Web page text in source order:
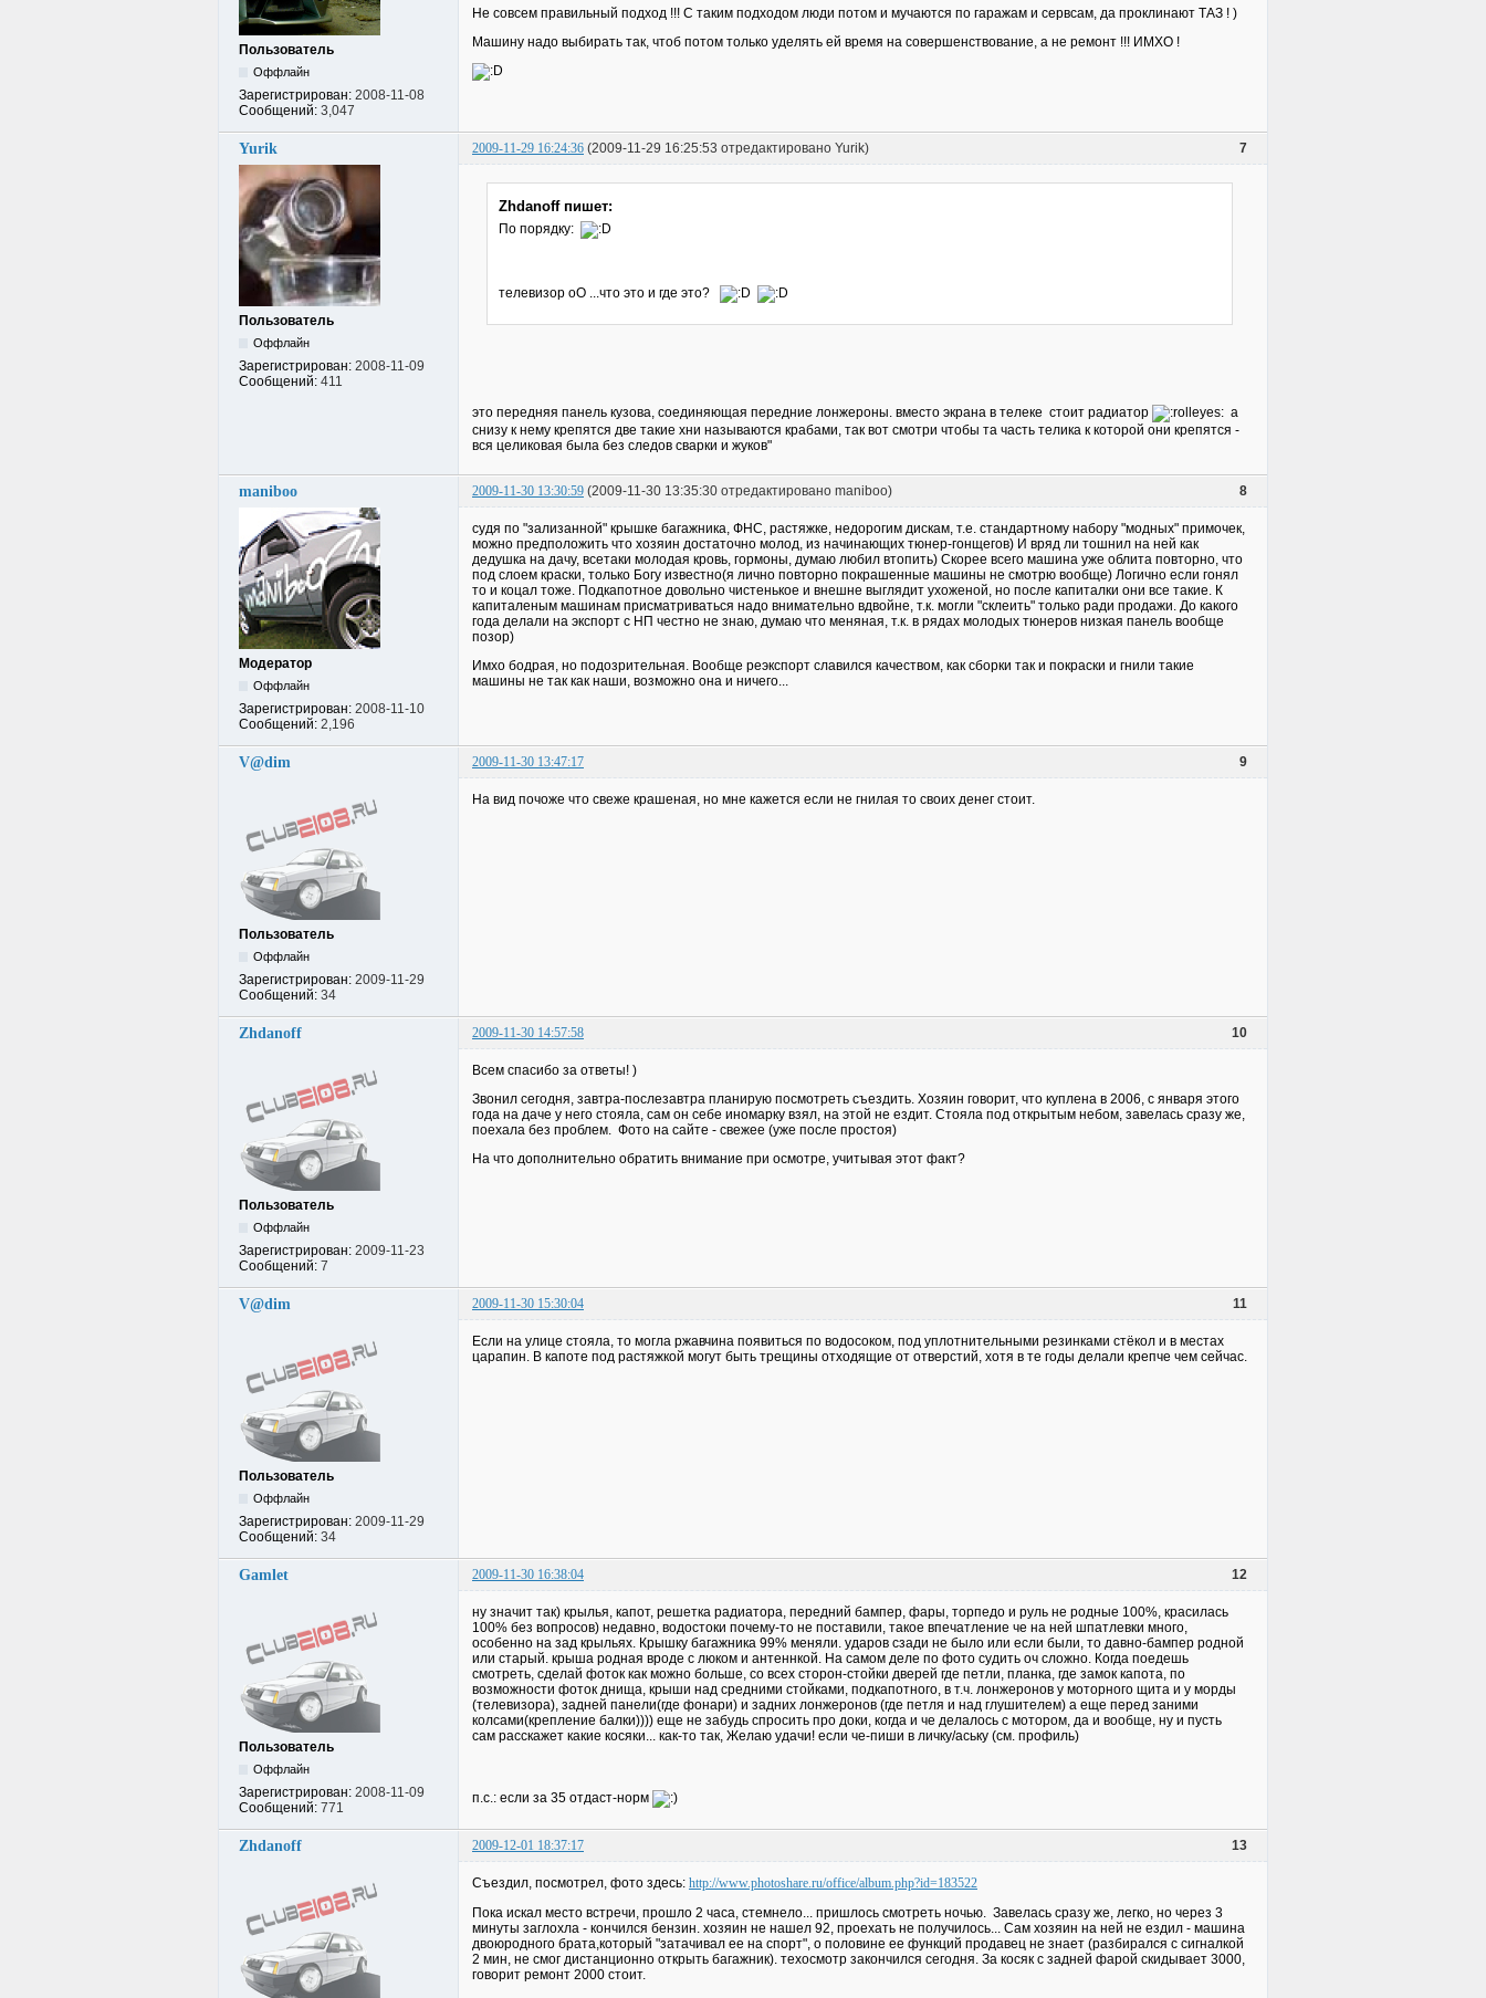
Пользователь
Оффлайн
Зарегистрирован: 2008-11-08
Сообщений: 3,047
Не совсем правильный подход !!! С таким подходом люди потом и мучаются по гаражам и сервсам, да проклинают ТАЗ ! )
Машину надо выбирать так, чтоб потом только уделять ей время на совершенствование, а не ремонт !!! ИМХО !
7
Yurik 2009-11-29 16:24:36 (2009-11-29 16:25:53 отредактировано Yurik)
Пользователь
Оффлайн
Зарегистрирован: 2008-11-09
Сообщений: 411
Zhdanoff пишет:
По порядку:
телевизор оО ...что это и где это?
это передняя панель кузова, соединяющая передние лонжероны. вместо экрана в телеке стоит радиатор
а
снизу к нему крепятся две такие хни называются крабами, так вот смотри чтобы та часть телика к которой они крепятся -
вся целиковая была без следов сварки и жуков"
8
maniboo 2009-11-30 13:30:59 (2009-11-30 13:35:30 отредактировано maniboo)
Модератор
Оффлайн
Зарегистрирован: 2008-11-10
Сообщений: 2,196
судя по "зализанной" крышке багажника, ФНС, растяжке, недорогим дискам, т.е. стандартному набору "модных" примочек,
можно предположить что хозяин достаточно молод, из начинающих тюнер-гонщегов) И вряд ли тошнил на ней как
дедушка на дачу, всетаки молодая кровь, гормоны, думаю любил втопить) Скорее всего машина уже облита повторно, что
под слоем краски, только Богу известно(я лично повторно покрашенные машины не смотрю вообще) Логично если гонял
то и коцал тоже. Подкапотное довольно чистенькое и внешне выглядит ухоженой, но после капиталки они все такие. К
капиталеным машинам присматриваться надо внимательно вдвойне, т.к. могли "склеить" только ради продажи. До какого
года делали на экспорт с НП честно не знаю, думаю что меняная, т.к. в рядах молодых тюнеров низкая панель вообще
позор)
Имхо бодрая, но подозрительная. Вообще реэкспорт славился качеством, как сборки так и покраски и гнили такие
машины не так как наши, возможно она и ничего...
9
V@dim 2009-11-30 13:47:17
Пользователь
Оффлайн
Зарегистрирован: 2009-11-29
Сообщений: 34
На вид почоже что свеже крашеная, но мне кажется если не гнилая то своих денег стоит.
10
Zhdanoff 2009-11-30 14:57:58
Пользователь
Оффлайн
Зарегистрирован: 2009-11-23
Сообщений: 7
Всем спасибо за ответы! )
Звонил сегодня, завтра-послезавтра планирую посмотреть съездить. Хозяин говорит, что куплена в 2006, с января этого
года на даче у него стояла, сам он себе иномарку взял, на этой не ездит. Стояла под открытым небом, завелась сразу же,
поехала без проблем. Фото на сайте - свежее (уже после простоя)
На что дополнительно обратить внимание при осмотре, учитывая этот факт?
11
V@dim 2009-11-30 15:30:04
Пользователь
Оффлайн
Зарегистрирован: 2009-11-29
Сообщений: 34
Если на улице стояла, то могла ржавчина появиться по водосоком, под уплотнительными резинками стёкол и в местах
царапин. В капоте под растяжкой могут быть трещины отходящие от отверстий, хотя в те годы делали крепче чем сейчас.
12
Gamlet 2009-11-30 16:38:04
Пользователь
Оффлайн
Зарегистрирован: 2008-11-09
Сообщений: 771
ну значит так) крылья, капот, решетка радиатора, передний бампер, фары, торпедо и руль не родные 100%, красилась
100% без вопросов) недавно, водостоки почему-то не поставили, такое впечатление че на ней шпатлевки много,
особенно на зад крыльях. Крышку багажника 99% меняли. ударов сзади не было или если были, то давно-бампер родной
или старый. крыша родная вроде с люком и антеннкой. На самом деле по фото судить оч сложно. Когда поедешь
смотреть, сделай фоток как можно больше, со всех сторон-стойки дверей где петли, планка, где замок капота, по
возможности фоток днища, крыши над средними стойками, подкапотного, в т.ч. лонжеронов у моторного щита и у морды
(телевизора), задней панели(где фонари) и задних лонжеронов (где петля и над глушителем) а еще перед заними
колсами(крепление балки)))) еще не забудь спросить про доки, когда и че делалось с мотором, да и вообще, ну и пусть
сам расскажет какие косяки... как-то так, Желаю удачи! если че-пиши в личку/аську (см. профиль)
п.с.: если за 35 отдаст-норм
13
Zhdanoff 2009-12-01 18:37:17
Съездил, посмотрел, фото здесь: http://www.photoshare.ru/office/album.php?id=183522
Пока искал место встречи, прошло 2 часа, стемнело... пришлось смотреть ночью. Завелась сразу же, легко, но через 3
минуты заглохла - кончился бензин. хозяин не нашел 92, проехать не получилось... Сам хозяин на ней не ездил - машина
двоюродного брата,который "затачивал ее на спорт", о половине ее функций продавец не знает (разбирался с сигналкой
2 мин, не смог дистанционно открыть багажник). техосмотр закончился сегодня. За косяк с задней фарой скидывает 3000,
говорит ремонт 2000 стоит.